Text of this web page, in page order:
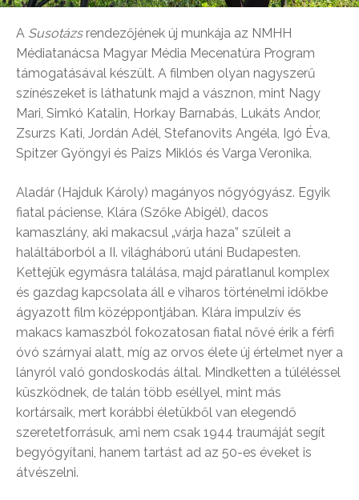
A Susotázsrendezőjének új munkája az NMHH
Médiatanácsa Magyar Média Mecenatúra Program
támogatásával készült. A filmben olyan nagyszerű
színészeket is láthatunk majd a vásznon, mint Nagy
Mari, Simkó Katalin, Horkay Barnabás, Lukáts Andor,
Zsurzs Kati, Jordán Adél, Stefanovits Angéla, Igó Éva,
Spitzer Gyöngyi és Paizs Miklós és Varga Veronika.
Aladár (Hajduk Károly) magányos nőgyógyász. Egyik
fiatal páciense, Klára (Szőke Abigél), dacos
kamaszlány, aki makacsul „várja haza” szüleit a
haláltáborból a II. világháború utáni Budapesten.
Kettejük egymásra találása, majd páratlanul komplex
és gazdag kapcsolata áll e viharos történelmi időkbe
ágyazott film középpontjában. Klára impulzív és
makacs kamaszból fokozatosan fiatal nővé érik a férfi
óvó szárnyai alatt, míg az orvos élete új értelmet nyer a
lányról való gondoskodás által. Mindketten a túléléssel
küszködnek, de talán több eséllyel, mint más
kortársaik, mert korábbi életükből van elegendő
szeretetforrásuk, ami nem csak 1944 traumáját segít
begyógyítani, hanem tartást ad az 50-es éveket is
átvészelni.